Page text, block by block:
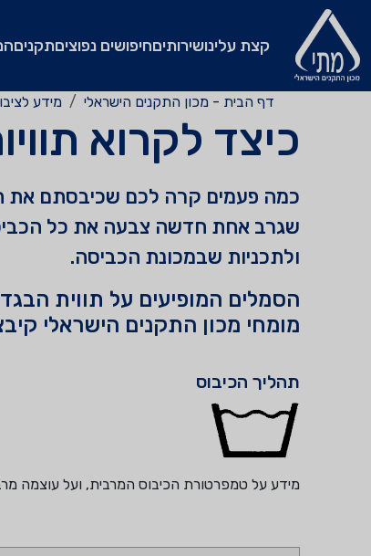
קצת עלינושירותיםחיפושים נפוציםתקנים
דף הבית - מכון התקנים הישראלי מידע
כיצד לקרוא
כמה פעמים קרה לכם שכיבסתם את
שגרב אחת חדשה צבעה את כל
ולתכניות שבמכונת הכביסה.
הסמלים המופיעים על תווית
מומחי מכון התקנים הישראלי
תהליך הכיבוס
מידע על טמפרטורת הכיבוס המרבית, ועל עוצמה